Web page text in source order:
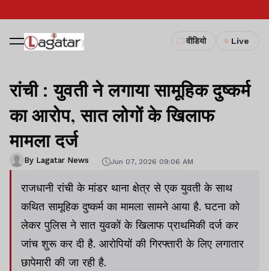
वीडियो Live
रांची : युवती ने लगाया सामूहिक दुष्कर्म
का आरोप, सात लोगों के खिलाफ
मामला दर्ज
By Lagatar News Jun 07, 2026 09:06 AM
राजधानी रांची के मांडर थाना क्षेत्र से एक युवती के साथ
कथित सामूहिक दुष्कर्म का मामला सामने आया है. घटना को
लेकर पुलिस ने सात युवकों के खिलाफ प्राथमिकी दर्ज कर
जांच शुरू कर दी है. आरोपियों की गिरफ्तारी के लिए लगातार
छापेमारी की जा रही है.